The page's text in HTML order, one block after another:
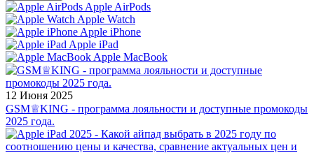
Apple AirPods
Apple Watch
Apple iPhone
Apple iPad
Apple MacBook
12 Июня 2025
GSM♕KING - программа лояльности и доступные промокоды
2025 года.